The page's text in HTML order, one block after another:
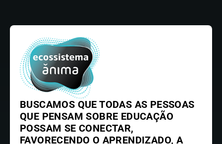
BUSCAMOS QUE TODAS AS PESSOAS
QUE PENSAM SOBRE EDUCAÇÃO
POSSAM SE CONECTAR,
FAVORECENDO O APRENDIZADO, A